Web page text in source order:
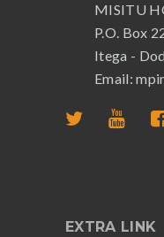
MISITU
P.O. Box
Itega -
Email:
EXTRA LINK